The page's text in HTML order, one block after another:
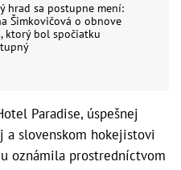
hrad sa postupne mení:
Šimkovičová o obnove
ktorý bol spočiatku
Paradise, úspešnej
a slovenskom hokejistovi
oznámila prostredníctvom